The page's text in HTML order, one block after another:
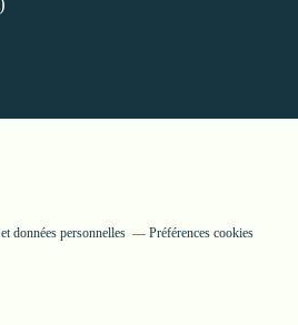
données personnelles Préférences cookies